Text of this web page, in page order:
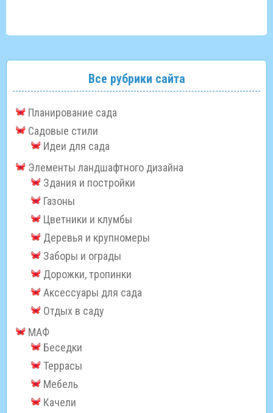
Все рубрики сайта
Планирование сада
Садовые стили
Идеи для сада
Элементы ландшафтного дизайна
Здания и постройки
Газоны
Цветники и клумбы
Деревья и крупномеры
Заборы и ограды
Дорожки, тропинки
Аксессуары для сада
Отдых в саду
МАФ
Беседки
Террасы
Мебель
Качели